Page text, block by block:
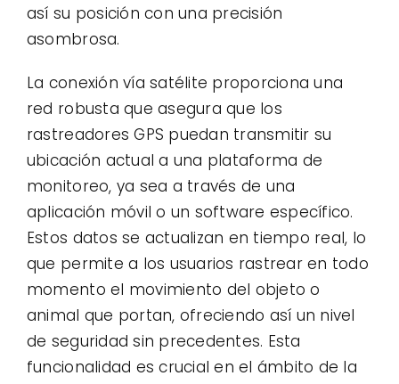
así su posición con una precisión
asombrosa.
La conexión vía satélite proporciona una
red robusta que asegura que los
rastreadores GPS puedan transmitir su
ubicación actual a una plataforma de
monitoreo, ya sea a través de una
aplicación móvil o un software específico.
Estos datos se actualizan en tiempo real, lo
que permite a los usuarios rastrear en todo
momento el movimiento del objeto o
animal que portan, ofreciendo así un nivel
de seguridad sin precedentes. Esta
funcionalidad es crucial en el ámbito de la